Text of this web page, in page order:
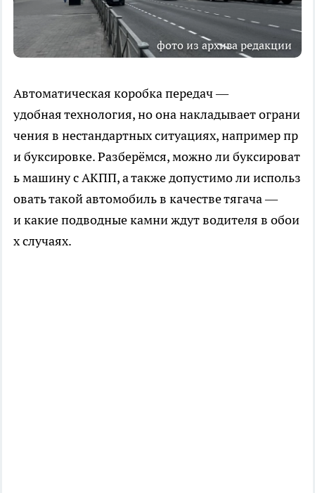
фото из архива редакции
Автоматическая коробка передач —
удобная технология, но она накладывает ограни
чения в нестандартных ситуациях, например пр
и буксировке. Разберёмся, можно ли буксироват
ь машину с АКПП, а также допустимо ли использ
овать такой автомобиль в качестве тягача —
и какие подводные камни ждут водителя в обои
х случаях.